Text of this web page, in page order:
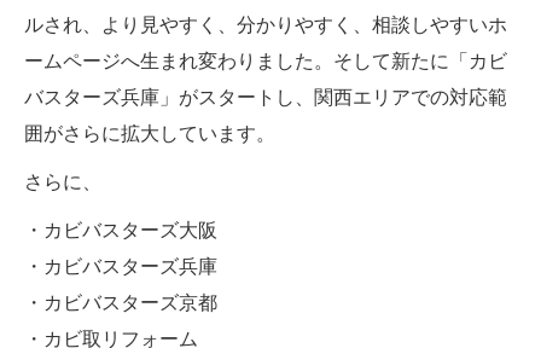
ルされ、より見やすく、分かりやすく、相談しやすいホ
ームページへ生まれ変わりました。そして新たに「カビ
バスターズ兵庫」がスタートし、関西エリアでの対応範
囲がさらに拡大しています。
さらに、
・カビバスターズ大阪
・カビバスターズ兵庫
・カビバスターズ京都
・カビ取リフォーム